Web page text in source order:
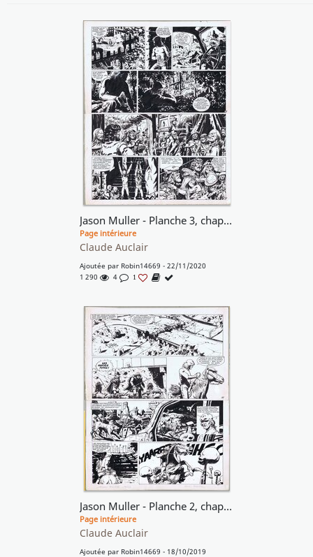
Jason Muller - Planche 3, chapitre 4
Page intérieure
Claude Auclair
Ajoutée par Robin14669 - 22/11/2020
1 290
4 1
Jason Muller - Planche 2, chapitre 4
Page intérieure
Claude Auclair
Ajoutée par Robin14669 - 18/10/2019